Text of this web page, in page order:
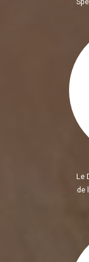
Le
de